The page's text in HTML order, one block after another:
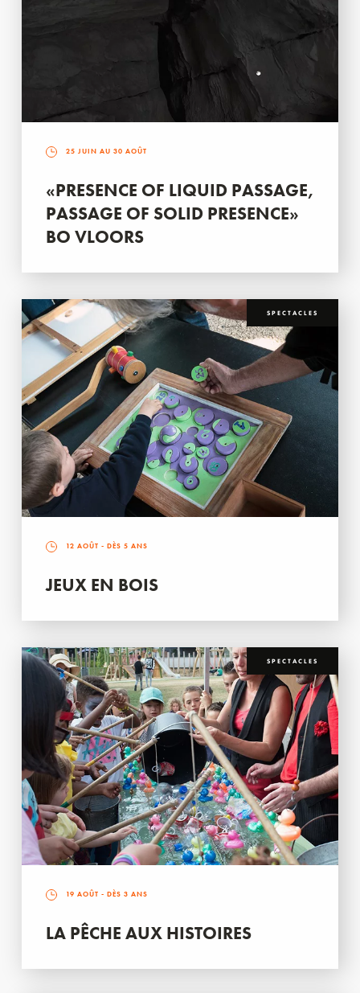
25 JUIN AU 30 AOÛT
«PRESENCE OF LIQUID PASSAGE,
PASSAGE OF SOLID PRESENCE»
BO VLOORS
SPECTACLES
12 AOÛT - DÈS 5 ANS
JEUX EN BOIS
SPECTACLES
19 AOÛT - DÈS 3 ANS
LA PÊCHE AUX HISTOIRES